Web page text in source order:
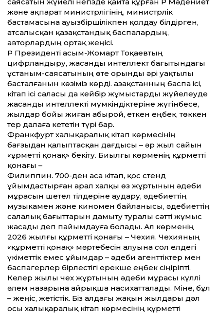
және ақпарат министрлігінің, министрлік
бастамасына ауызбіршілікпен қолдау білдірген,
атсалысқан қазақстандық баспалардың,
авторлардың ортақ жеңісі.
ҚР Президенті Қасым-Жомарт Тоқаевтың
цифрландыру, жасанды интеллект бағытындағы
ұстаным-саясатының өте орынды әрі уақтылы
басталғанын көзіміз көрді. Қазақстанның баспа ісі,
кітап ісі саласы да кейбір жұмыстарды жүйелеуде
жасанды интеллекті мүмкіндіктеріне жүгінбесе,
жылдар бойы жиған абырой, еткен еңбек, төккен
тер далаға кететін түрі бар.
Франкфурт халықаралық кітап көрмесінің
бағзыдан қалыптасқан дағдысы – әр жыл сайын
«Құрметті қонақ» бекіту. Биылғы көрменің құрметті
қонағы –
Филиппин. 700-ден аса кітап, қос стенд
ұйымдастырған арал халқы өз жұртының әдеби
мұрасын шетел тілдеріне аудару, әдебиеттің
музыкамен және киномен байланысы, әдебиеттің
салалық бағыттарын дамыту туралы сәтті жұмыс
жасады деп пайымдауға болады. Ал көрменің
2026 жылғы құрметті қонағы – Чехия. Чехияның
«құрметті қонақ» мәртебесін алуына сол елдегі
үкіметтік емес ұйымдар – әдеби агенттіктер мен
баспагерлер бірлестігі ерекше еңбек сіңіріпті.
Келер жылы чех жұртының әдеби мұрасы күллі
әлем назарына айрықша насихатталады. Міне, бұл
– жеңіс, жетістік. Біз алдағы жақын жылдары дәл
осы халық­аралық кітап көрмесінің құрметті